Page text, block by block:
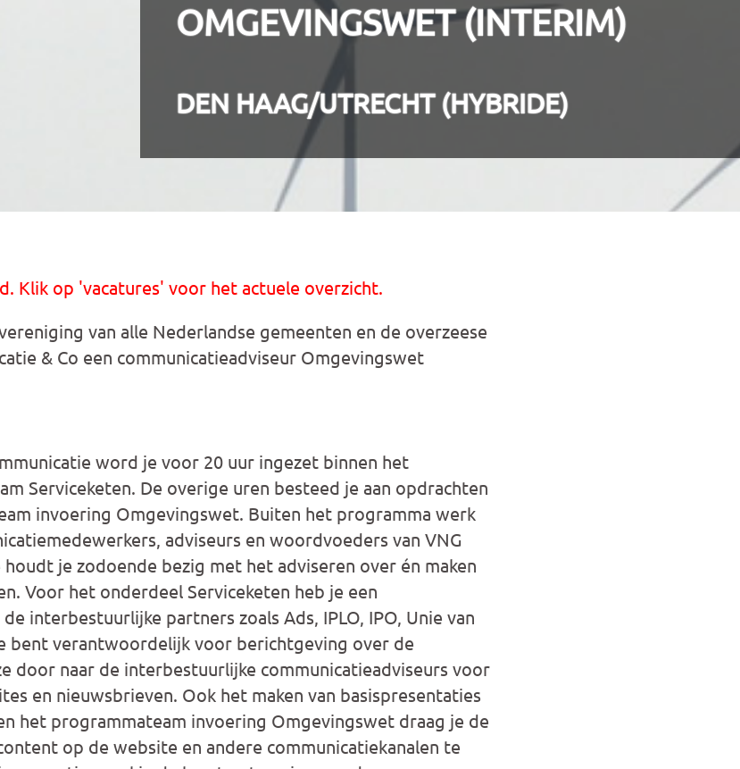
OMGEVINGSWET (INTERIM)
DEN HAAG/UTRECHT (HYBRIDE)
Klik op 'vacatures' voor het actuele overzicht.
van alle Nederlandse gemeenten en de overzeese
& Co een communicatieadviseur Omgevingswet
word je voor 20 uur ingezet binnen het
Serviceketen. De overige uren besteed je aan opdrachten
invoering Omgevingswet. Buiten het programma werk
adviseurs en woordvoeders van VNG
je zodoende bezig met het adviseren over én maken
Voor het onderdeel Serviceketen heb je een
interbestuurlijke partners zoals Ads, IPLO, IPO, Unie van
bent verantwoordelijk voor berichtgeving over de
door naar de interbestuurlijke communicatieadviseurs voor
en nieuwsbrieven. Ook het maken van basispresentaties
het programmateam invoering Omgevingswet draag je de
op de website en andere communicatiekanalen te